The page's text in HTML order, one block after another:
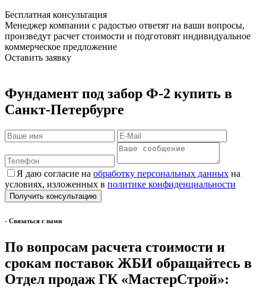
Бесплатная консультация
Менеджер компании с радостью ответят на ваши вопросы,
произведут расчет стоимости и подготовят индивидуальное
коммерческое предложение
Оставить заявку
Фyндамент под забор Ф-2 купить в
Санкт-Петербурге
Я даю согласие на обработку персональных данных на
условиях, изложенных в политике конфиденциальности
- Cвязаться с нами
По вопросам расчета стоимости и
срокам поставок ЖБИ обращайтесь в
Отдел продаж ГК «МастерСтрой»: